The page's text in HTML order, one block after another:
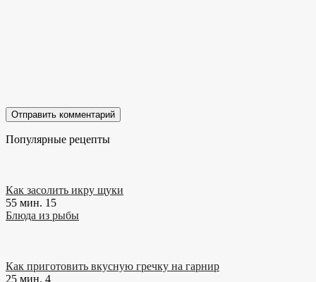
Популярные рецепты
Как засолить икру щуки
55 мин. 15
Блюда из рыбы
Как приготовить вкусную гречку на гарнир
25 мин. 4